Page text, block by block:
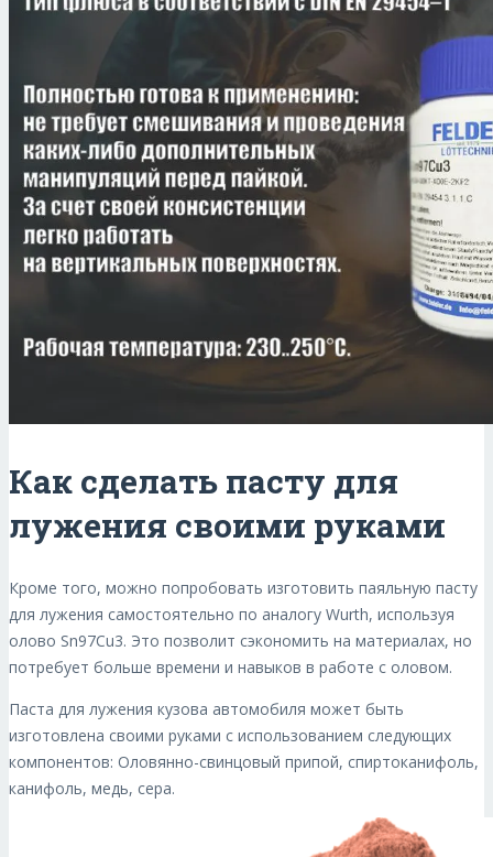
Как сделать пасту для
лужения своими руками
Кроме того, можно попробовать изготовить паяльную пасту
для лужения самостоятельно по аналогу Wurth, используя
олово Sn97Cu3. Это позволит сэкономить на материалах, но
потребует больше времени и навыков в работе с оловом.
Паста для лужения кузова автомобиля может быть
изготовлена своими руками с использованием следующих
компонентов: Оловянно-свинцовый припой, спиртоканифоль,
канифоль, медь, сера.